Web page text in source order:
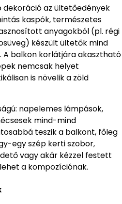
dekoráció az ültetőedények
kaspók, természetes
anyagokból (pl. régi
készült ültetők mind
A balkon korlátjára akasztható
nemcsak helyet
is növelik a zöld
napelemes lámpások,
mind-mind
teszik a balkont, főleg
egy szép kerti szobor,
vagy akár kézzel festett
a kompozíciónak.